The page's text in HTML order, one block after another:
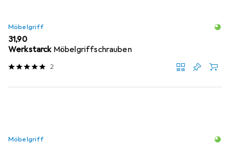
Möbelgriff
EUR
31,90
Werkstarck Möbelgriffschrauben
2
Möbelgriff